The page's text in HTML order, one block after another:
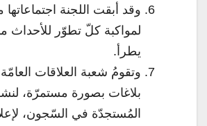
وقد أبقت اللجنة اجتماعاتها
لمواكبة كلّ تطوّر للأحداث
يطرأ.
وتقومُ شعبة العلاقات العامّة
بلاغات بصورة مستمرّة،
المُستجدّة في السّجون،